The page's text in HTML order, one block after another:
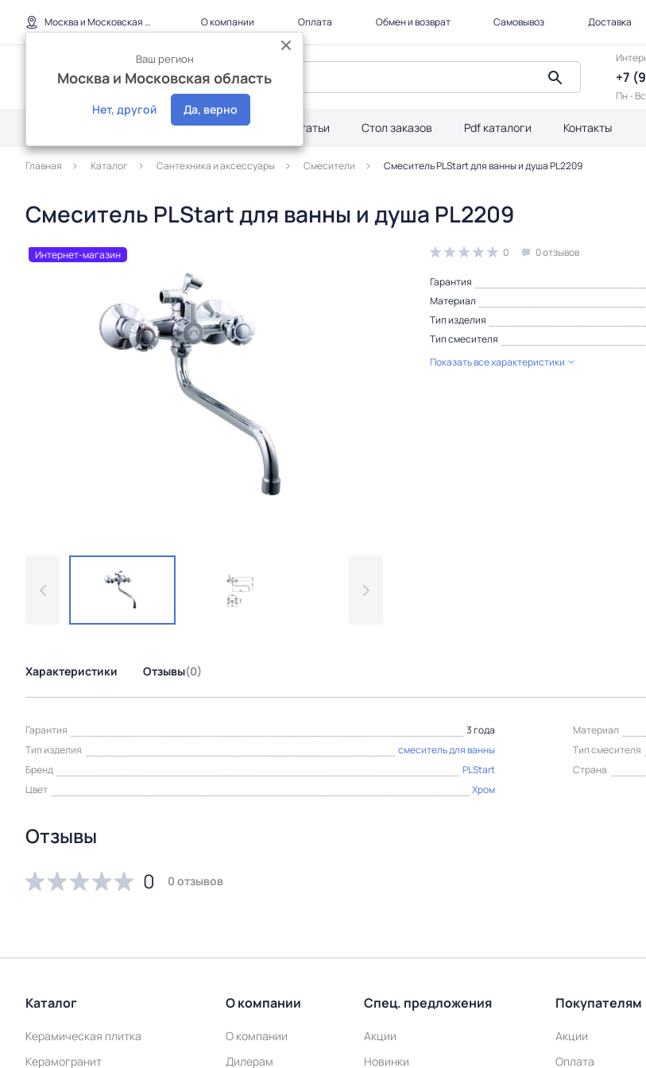
Москва и Московская область
Ваш регион
Москва и Московская область
Нет, другой Да, верно
О компании Оплата Обмен и возврат Самовывоз Доставка
+7
Пн -
Дилерам Акции Статьи Стол заказов Pdf каталоги Контакты
Главная Каталог Сантехника и аксессуары Смесители Смеситель PLStart для ванны и душа PL2209
Смеситель PLStart для ванны и душа PL2209
Интернет-магазин 0 0 отзывов
Гарантия
Материал
Тип изделия
Тип смесителя
Показать все характеристики
Характеристики Отзывы(0)
Гарантия 3 года Материал
Тип изделия
смеситель для ванны Тип смесителя
Бренд
PLStart Страна
Цвет
Хром
Отзывы
0
0 отзывов
Каталог
Керамическая плитка
Керамогранит
О компании
О компании
Дилерам
Спец. предложения
Акции
Новинки
Покупателям
Акции
Оплата